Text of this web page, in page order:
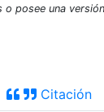
posee una
Citación